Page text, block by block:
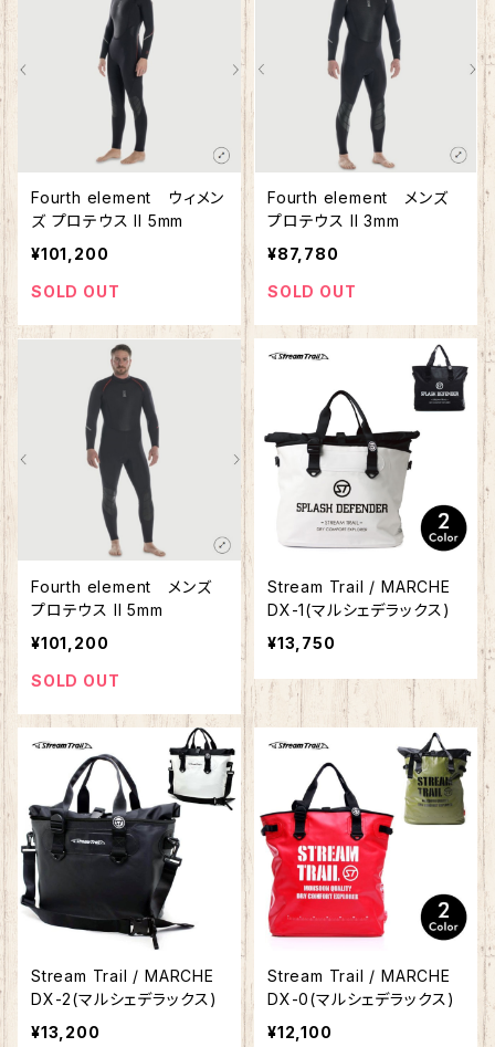
Fourth element ウィメン
ズ プロテウス II 5mm
¥101,200
SOLD OUT
Fourth element メンズ
プロテウス II 3mm
¥87,780
SOLD OUT
Fourth element メンズ
プロテウス II 5mm
¥101,200
SOLD OUT
Stream Trail / MARCHE
DX-1(マルシェデラックス)
¥13,750
Stream Trail / MARCHE
DX-2(マルシェデラックス)
¥13,200
Stream Trail / MARCHE
DX-0(マルシェデラックス)
¥12,100